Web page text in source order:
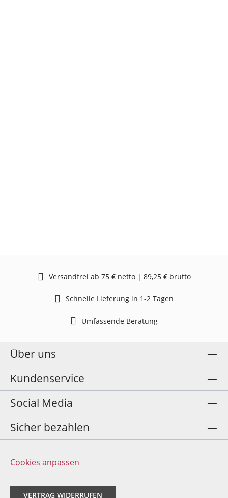
Versandfrei ab 75 € netto | 89,25 € brutto
Schnelle Lieferung in 1-2 Tagen
Umfassende Beratung
Über uns
Kundenservice
Social Media
Sicher bezahlen
Cookies anpassen
VERTRAG WIDERRUFEN